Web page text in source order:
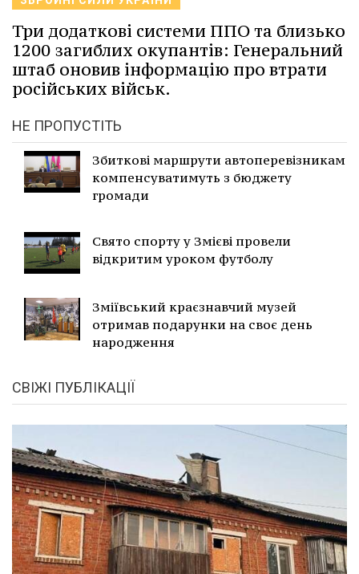
Три додаткові системи ППО та близько
1200 загиблих окупантів: Генеральний
штаб оновив інформацію про втрати
російських військ.
НЕ ПРОПУСТІТЬ
Збиткові маршрути автоперевізникам
компенсуватимуть з бюджету
громади
Свято спорту у Змієві провели
відкритим уроком футболу
Зміївський краєзнавчий музей
отримав подарунки на своє день
народження
СВІЖІ ПУБЛІКАЦІЇ